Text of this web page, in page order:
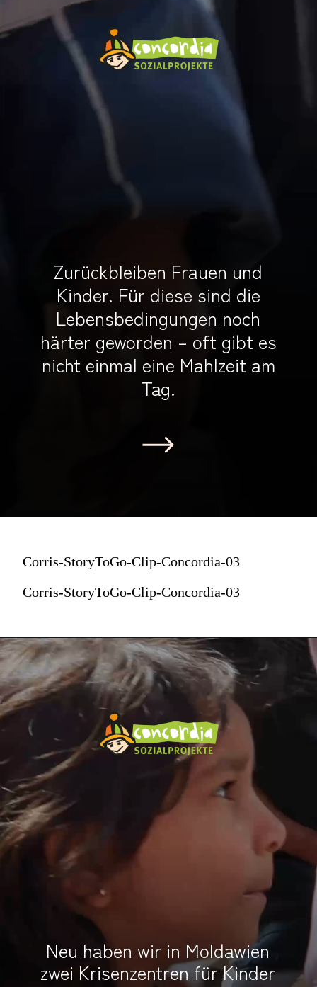
Zurückbleiben Frauen und
Kinder. Für diese sind die
Lebensbedingungen noch
härter geworden – oft gibt es
nicht einmal eine Mahlzeit am
Tag.
Corris-StoryToGo-Clip-Concordia-03
Corris-StoryToGo-Clip-Concordia-03
Neu haben wir in Moldawien
zwei Krisenzentren für Kinder